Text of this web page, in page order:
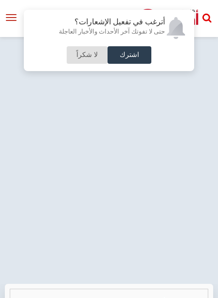
أترغب في تفعيل الإشعارات؟
حتى لا تفوتك آخر الأحداث والأخبار العاجلة
اشترك لا شكراً